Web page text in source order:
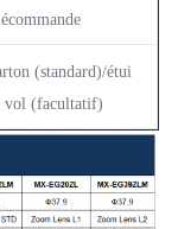
(standard)/étui
vol (facultatif)